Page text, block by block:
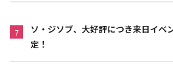
7
ソ・ジソブ、大好評につき来日イベ
定！